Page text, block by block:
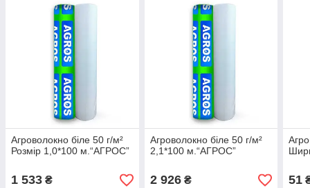
Агроволокно біле 50 г/м²
Розмір 1,0*100 м.“AГРОС”
1 533 ₴
Агроволокно біле 50 г/м²
2,1*100 м.“AГРОС”
2 926₴ 51